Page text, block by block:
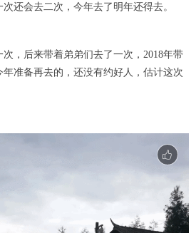
还会去二次，今年去了明年还得去。
次，后来带着弟弟们去了一次，2018年带
准备再去的，还没有约好人，估计这次